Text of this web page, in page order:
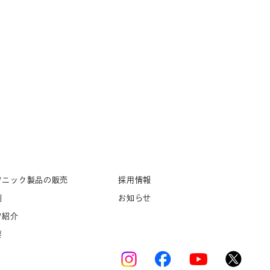
ニック製品の販売
紹介
採用情報
お知らせ